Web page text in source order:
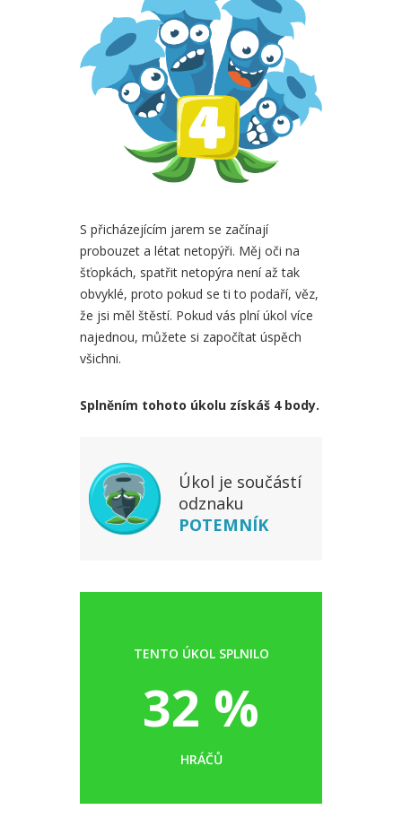
S přicházejícím jarem se začínají
probouzet a létat netopýři. Měj oči na
šťopkách, spatřit netopýra není až tak
obvyklé, proto pokud se ti to podaří, věz,
že jsi měl štěstí. Pokud vás plní úkol více
najednou, můžete si započítat úspěch
všichni.
Splněním tohoto úkolu získáš 4 body.
Úkol je součástí
odznaku
POTEMNÍK
TENTO ÚKOL SPLNILO
32 %
HRÁČŮ